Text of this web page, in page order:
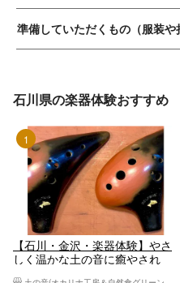
準備していただくもの（服装や
石川県の楽器体験おすすめ
1位
【石川・金沢・楽器体験】やさ
しく温かな土の音に癒やされ